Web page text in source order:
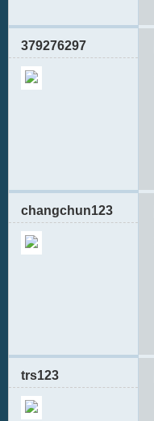
379276297
changchun123
trs123